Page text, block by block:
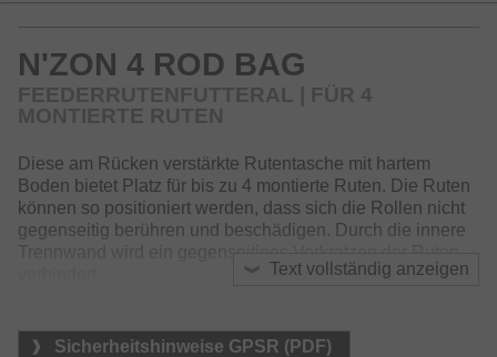
N'ZON 4 ROD BAG
FEEDERRUTENFUTTERAL | FÜR 4
MONTIERTE RUTEN
Text vollständig anzeigen
Diese am Rücken verstärkte Rutentasche mit hartem
Boden bietet Platz für bis zu 4 montierte Ruten. Die Ruten
können so positioniert werden, dass sich die Rollen nicht
gegenseitig berühren und beschädigen. Durch die innere
Trennwand wird ein gegenseitiges Verkratzen der Ruten
für Quiverspitzen und Banksticks.
Sicherheitshinweise GPSR (PDF)